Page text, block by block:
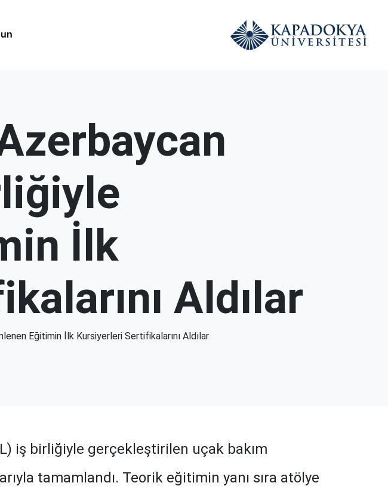
İlk
Aldılar
Eğitimin İlk Kursiyerleri Sertifikalarını Aldılar
iş birliğiyle gerçekleştirilen uçak bakım
tamamlandı. Teorik eğitimin yanı sıra atölye